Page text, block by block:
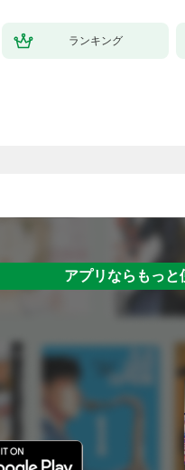
ランキング
アプリならもっと